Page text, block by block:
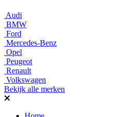
Audi
BMW
Ford
Mercedes-Benz
Opel
Peugeot
Renault
Volkswagen
Bekijk alle merken